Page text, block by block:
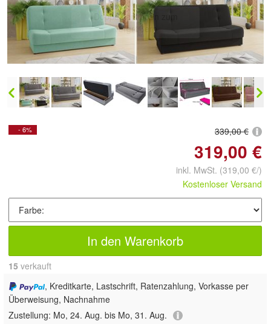
Doppelt antippen zum
vergrößern
- 6% 339,00 €
319,00 €
inkl. MwSt. (319,00 €/)
Kostenloser Versand
In den Warenkorb
15 verkauft
, Kreditkarte, Lastschrift, Ratenzahlung, Vorkasse per
Überweisung, Nachnahme
Zustellung: Mo, 24. Aug. bis Mo, 31. Aug.